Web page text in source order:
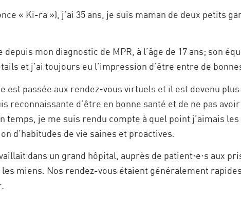
« Ki-ra »), j’ai 35 ans, je suis maman de deux petits
mon diagnostic de MPR, à l’âge de 17 ans; son
et j’ai toujours eu l’impression d’être entre de
est passée aux rendez-vous virtuels et il est devenu
reconnaissante d’être en bonne santé et de ne pas
temps, je me suis rendu compte à quel point j’aimais
d’habitudes de vie saines et proactives.
dans un grand hôpital, auprès de patient·e·s aux
miens. Nos rendez-vous étaient généralement